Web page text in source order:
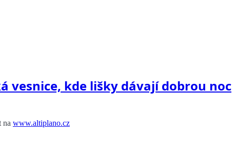
vesnice, kde lišky dávají dobrou noc
na www.altiplano.cz